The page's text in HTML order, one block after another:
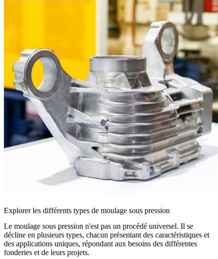
Explorer les différents types de moulage sous pression
Le moulage sous pression n'est pas un procédé universel. Il se
décline en plusieurs types, chacun présentant des caractéristiques et
des applications uniques, répondant aux besoins des différentes
fonderies et de leurs projets.